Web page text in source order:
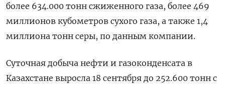
более 634.000 тонн сжиженного газа, более 469
миллионов кубометров сухого газа, а также 1,4
миллиона тонн серы, по данным компании.
Суточная добыча нефти и газоконденсата в
Казахстане выросла 18 сентября до 252.600 тонн с